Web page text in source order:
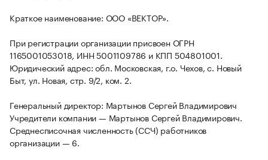
Краткое наименование: ООО «ВЕКТОР».
При регистрации организации присвоен ОГРН
1165001053018, ИНН 5001109786 и КПП 504801001.
Юридический адрес: обл. Московская, г.о. Чехов, с. Новый
Быт, ул. Новая, стр. 9/2, ком. 2.
Генеральный директор: Мартынов Сергей Владимирович
Учредители компании — Мартынов Сергей Владимирович.
Среднесписочная численность (ССЧ) работников
организации — 6.